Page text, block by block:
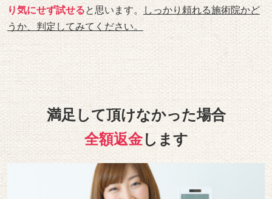
り気にせず試せると思います。しっかり頼れる施術院かど
うか、判定してみてください。
満足して頂けなかった場合
全額返金します